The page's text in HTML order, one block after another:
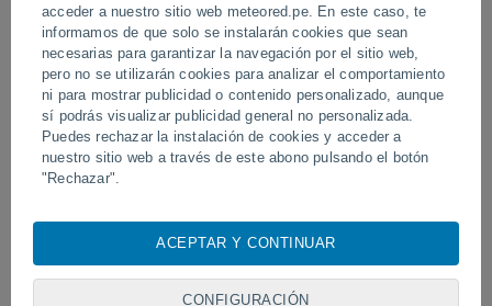
acceder a nuestro sitio web meteored.pe. En este caso, te
informamos de que solo se instalarán cookies que sean
necesarias para garantizar la navegación por el sitio web,
pero no se utilizarán cookies para analizar el comportamiento
ni para mostrar publicidad o contenido personalizado, aunque
sí podrás visualizar publicidad general no personalizada.
Puedes rechazar la instalación de cookies y acceder a
nuestro sitio web a través de este abono pulsando el botón
"Rechazar".
cookies, identificadores únicos o tecnologías similares para
visita en este sitio web, las direcciones IP y los
identificadores de cookies. Es posible que algunos
ACEPTAR Y CONTINUAR
CONFIGURACIÓN
Un rayo impactó en un campo de
fútbol en Narathiwat, Tailandia.
Erupción y actividad
volcán de Fuego,
Síguenos